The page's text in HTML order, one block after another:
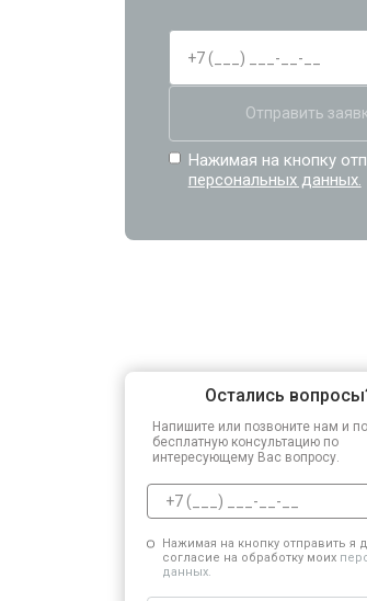
Отправить
Нажимая на кнопку
персональных данных.
Остались
Напишите или позвоните нам и
бесплатную консультацию по
интересующему Вас вопросу.
Нажимая на кнопку отправить я
согласие на обработку моих
данных.